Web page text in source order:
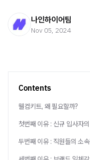
나인하이어팀
Nov 05, 2024
Contents
웰컴키트, 왜 필요할까?
첫번째 이유 : 신규 입사자
두번째 이유 : 직원들의 소